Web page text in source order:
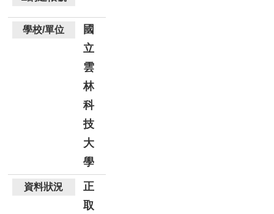
國
立
雲
林
科
技
大
學
正
取